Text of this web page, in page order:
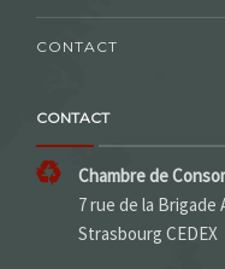
CONTACT
CONTACT
Chambre de
7 rue de la Brigade
Strasbourg CEDEX